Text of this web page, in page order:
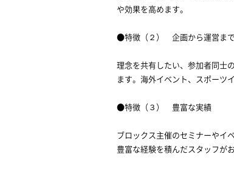
や効果を高めます。
●特徴（２） 企画から運営ま
理念を共有したい、参加者同士
ます。海外イベント、スポーツ
●特徴（３） 豊富な実績
ブロックス主催のセミナーやイ
豊富な経験を積んだスタッフが